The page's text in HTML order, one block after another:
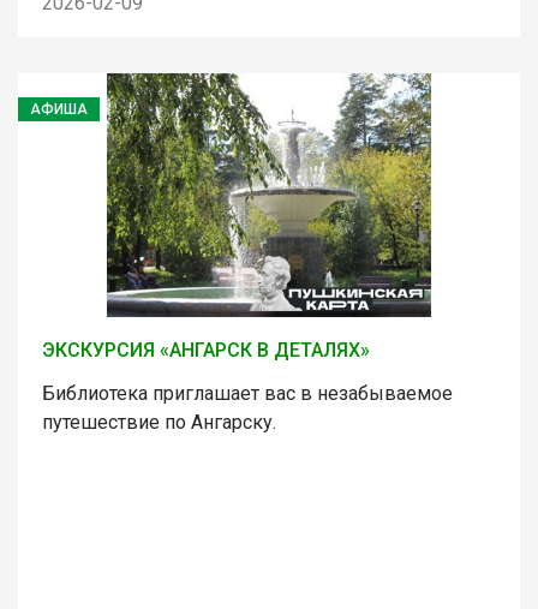
АФИША
ЭКСКУРСИЯ «АНГАРСК В ДЕТАЛЯХ»
Библиотека приглашает вас в незабываемое
путешествие по Ангарску.